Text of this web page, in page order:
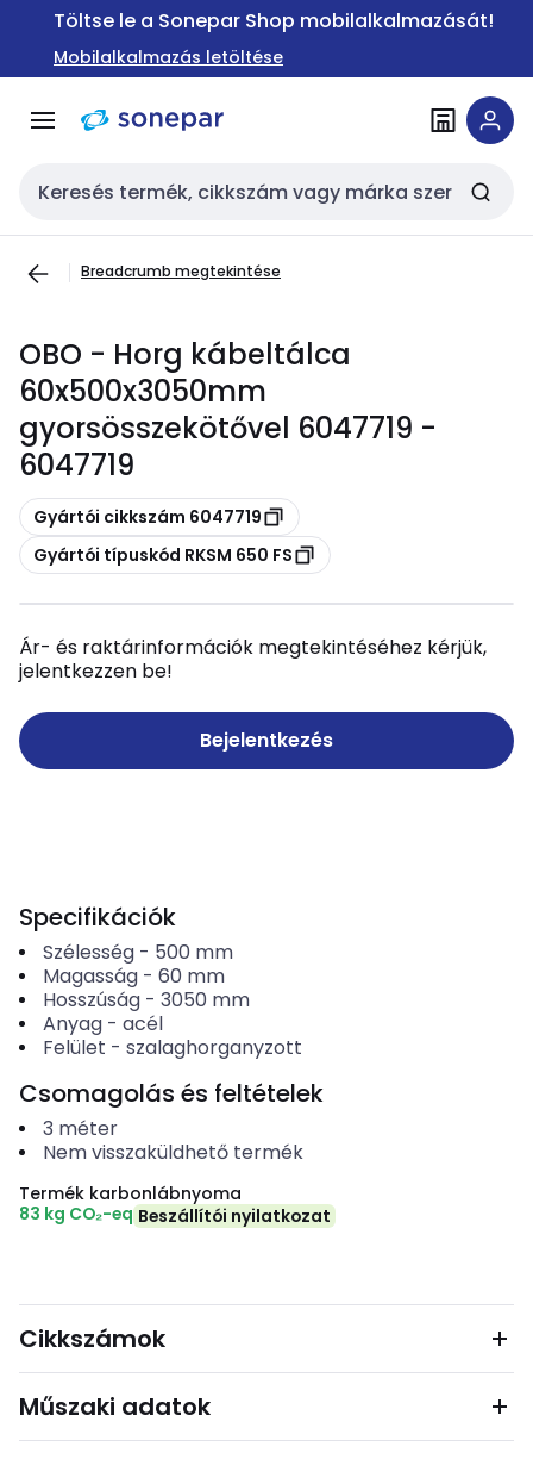
Ugrás a
Ugrás a
tartalomra
Töltse le a Sonepar Shop mobilalkalmazását!
Mobilalkalmazás letöltése
Keresési bemenet
Breadcrumb megtekintése
OBO - Horg kábeltálca
60x500x3050mm
gyorsösszekötővel 6047719 -
6047719
Másolás
Gyártói cikkszám 6047719
Másolás
Gyártói típuskód RKSM 650 FS
Ár- és raktárinformációk megtekintéséhez kérjük,
jelentkezzen be!
Bejelentkezés
Specifikációk
Szélesség- 500 mm
Magasság- 60 mm
Hosszúság- 3050 mm
Anyag- acél
Felület - szalaghorganyzott
Csomagolás és feltételek
3 méter
Nem visszaküldhető termék
Termék karbonlábnyoma
83 kg CO₂-eq Beszállítói nyilatkozat
Cikkszámok
Műszaki adatok